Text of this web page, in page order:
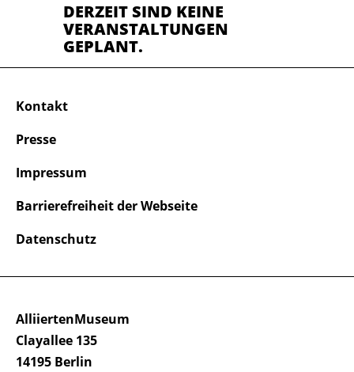
DERZEIT SIND KEINE
VERANSTALTUNGEN
GEPLANT.
AlliiertenMuseum
Clayallee 135
14195 Berlin
Kontakt
Presse
Impressum
Barrierefreiheit der Webseite
Datenschutz